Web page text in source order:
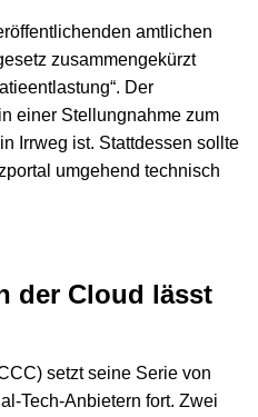
amtlichen
zusammengekürzt
Der
einer Stellungnahme zum
Irrweg ist. Stattdessen sollte
umgehend technisch
der Cloud lässt
setzt seine Serie von
Tech-Anbietern fort. Zwei